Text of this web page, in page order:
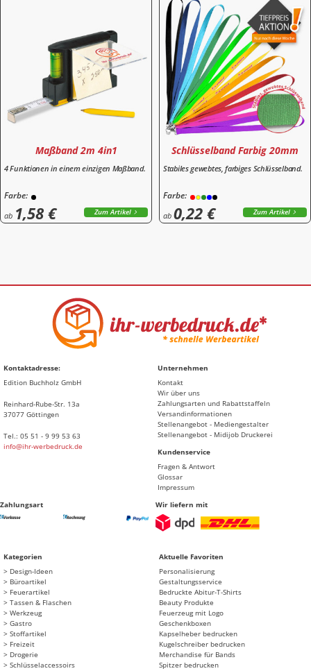
Maßband 2m 4in1
4 Funktionen in einem einzigen Maßband.
Farbe:
ab 1,58 € Zum Artikel
Schlüsselband Farbig 20mm
Stabiles gewebtes, farbiges Schlüsselband.
Farbe:
ab 0,22 € Zum Artikel
Kontaktadresse:
Edition Buchholz GmbH
Reinhard-Rube-Str. 13a
37077 Göttingen
Tel.: 05 51 - 9 99 53 63
info@ihr-werbedruck.de
Unternehmen
Kontakt
Wir über uns
Zahlungsarten und Rabattstaffeln
Versandinformationen
Stellenangebot - Mediengestalter
Stellenangebot - Midijob Druckerei
Kundenservice
Fragen & Antwort
Glossar
Impressum
Wir liefern mit
Zahlungsart
Kategorien
Design-Ideen
Büroartikel
Feuerartikel
Tassen & Flaschen
Werkzeug
Gastro
Stoffartikel
Freizeit
Drogerie
Schlüsselaccessoirs
Aktuelle Favoriten
Personalisierung
Gestaltungsservice
Bedruckte Abitur-T-Shirts
Beauty Produkte
Feuerzeug mit Logo
Geschenkboxen
Kapselheber bedrucken
Kugelschreiber bedrucken
Merchandise für Bands
Spitzer bedrucken